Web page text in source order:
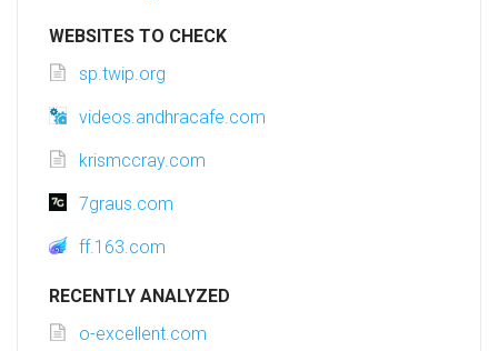
WEBSITES TO CHECK
sp.twip.org
videos.andhracafe.com
krismccray.com
7graus.com
ff.163.com
RECENTLY ANALYZED
o-excellent.com